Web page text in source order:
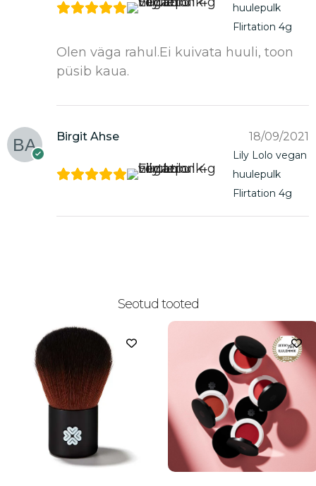
huulepulk
Flirtation 4g
Olen väga rahul.Ei kuivata huuli, toon
püsib kaua.
Birgit Ahse 18/09/2021
Lily Lolo vegan
huulepulk
Flirtation 4g
Seotud tooted